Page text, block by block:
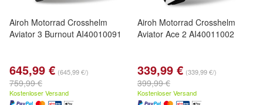
Airoh Motorrad Crosshelm
Aviator 3 Burnout AI40010091
645,99 € (645,99 €/)
759,99 €
Kostenloser Versand
Airoh Motorrad Crosshelm
Aviator Ace 2 AI40011002
339,99 € (339,99 €/)
399,99 €
Kostenloser Versand